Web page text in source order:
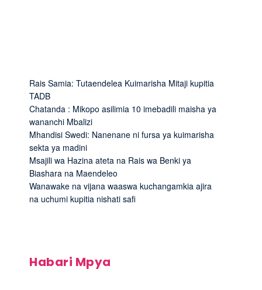
Rais Samia: Tutaendelea Kuimarisha Mitaji kupitia
TADB
Chatanda : Mikopo asilimia 10 imebadili maisha ya
wananchi Mbalizi
Mhandisi Swedi: Nanenane ni fursa ya kuimarisha
sekta ya madini
Msajili wa Hazina ateta na Rais wa Benki ya
Biashara na Maendeleo
Wanawake na vijana waaswa kuchangamkia ajira
na uchumi kupitia nishati safi
Habari Mpya